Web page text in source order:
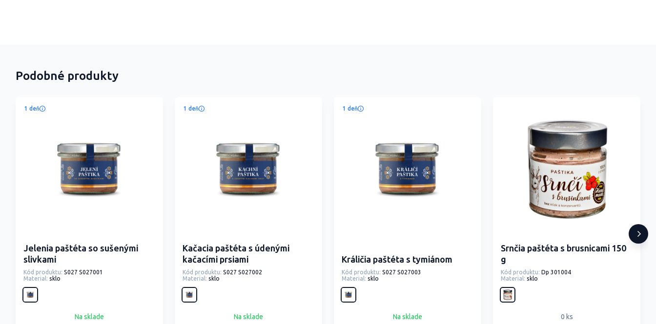
Podobné produkty
1 deň
Jelenia paštéta so sušenými
slivkami
Kód produktu: S027 S027001
Material: sklo
Na sklade
1 deň
Kačacia paštéta s údenými
kačacími prsiami
Kód produktu: S027 S027002
Material: sklo
Na sklade
1 deň
Králičia paštéta s tymiánom
Kód produktu: S027 S027003
Material: sklo
Na sklade
Srnčia paštéta s brusnicami 150
g
Kód produktu: Dp 301004
Material: sklo
0 ks